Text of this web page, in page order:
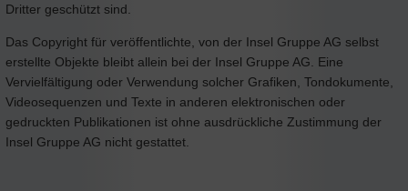
Dritter geschützt sind.
Das Copyright für veröffentlichte, von der Insel Gruppe AG selbst
erstellte Objekte bleibt allein bei der Insel Gruppe AG. Eine
Vervielfältigung oder Verwendung solcher Grafiken, Tondokumente,
Videosequenzen und Texte in anderen elektronischen oder
gedruckten Publikationen ist ohne ausdrückliche Zustimmung der
Insel Gruppe AG nicht gestattet.